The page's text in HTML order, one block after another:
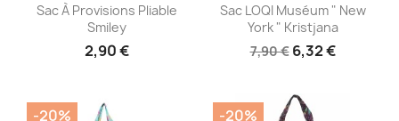
Aperçu rapide
Sac À Provisions Pliable
Smiley
2,90 €
Aperçu rapide
Sac LOQI Muséum " New
York " Kristjana
7,90 € 6,32 €
-20% -20%